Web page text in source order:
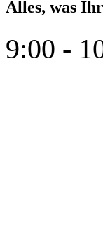
Alles, was
9:00 -